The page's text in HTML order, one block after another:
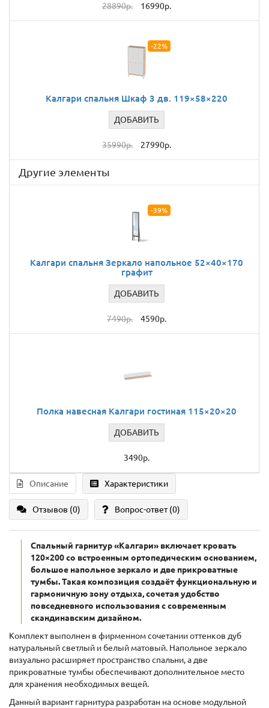
28890р. 16990р.
-22%
Калгари спальня Шкаф 3 дв. 119×58×220
ДОБАВИТЬ
35990р. 27990р.
Другие элементы
-39%
Калгари спальня Зеркало напольное 52×40×170
графит
ДОБАВИТЬ
7490р. 4590р.
Полка навесная Калгари гостиная 115×20×20
ДОБАВИТЬ
3490р.
Описание Характеристики
Отзывов (0) Вопрос-ответ(0)
Спальный гарнитур «Калгари» включает кровать
120×200 со встроенным ортопедическим основанием,
большое напольное зеркало и две прикроватные
тумбы. Такая композиция создаёт функциональную и
гармоничную зону отдыха, сочетая удобство
повседневного использования с современным
скандинавским дизайном.
Комплект выполнен в фирменном сочетании оттенков дуб
натуральный светлый и белый матовый. Напольное зеркало
визуально расширяет пространство спальни, а две
прикроватные тумбы обеспечивают дополнительное место
для хранения необходимых вещей.
Данный вариант гарнитура разработан на основе модульной